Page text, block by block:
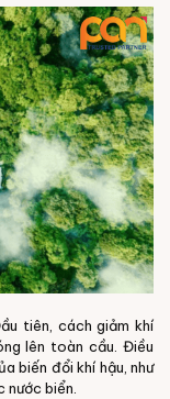
tiên, cách giảm khí
lên toàn cầu. Điều
biến đổi khí hậu, như
biển.